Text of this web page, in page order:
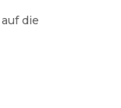
die